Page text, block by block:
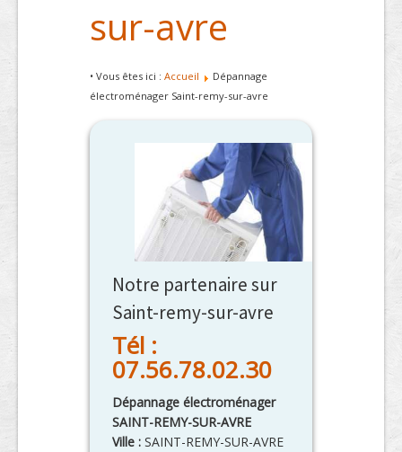
sur-avre
• Vous êtes ici : Accueil
Dépannage
électroménager Saint-remy-sur-avre
Notre partenaire sur
Saint-remy-sur-avre
Tél :
07.56.78.02.30
Dépannage électroménager
SAINT-REMY-SUR-AVRE
Ville : SAINT-REMY-SUR-AVRE